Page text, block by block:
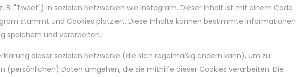
B. "Tweet") in sozialen Netzwerken wie Instagram. Dieser Inhalt ist mit einem Code
stammt und Cookies platziert. Diese Inhalte können bestimmte Informationen
speichern und verarbeiten.
dieser sozialen Netzwerke (die sich regelmäßig ändern kann), um zu
(persönlichen) Daten umgehen, die sie mithilfe dieser Cookies verarbeiten. Die